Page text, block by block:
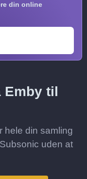
din online
til
hele din samling
uden at